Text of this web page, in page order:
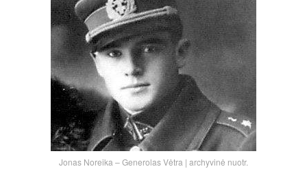
Jonas Noreika – Generolas Vėtra | archyvinė nuotr.